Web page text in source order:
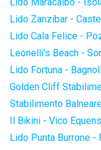
Lido Zanzibar -
Lido Cala Felice -
Leonelli's Beach -
Lido Fortuna -
Golden Cliff
Stabilimento
Il Bikini - Vico
Lido Punta Burrone -